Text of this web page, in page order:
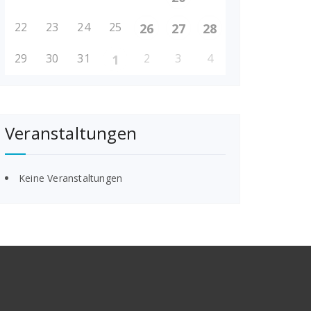
22 23 24 25 26 27 28
29 30 31 1 2 3 4
Veranstaltungen
Keine Veranstaltungen